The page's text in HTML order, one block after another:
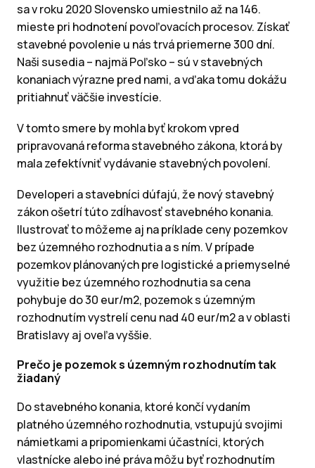
sa v roku 2020 Slovensko umiestnilo až na 146.
mieste pri hodnotení povoľovacích procesov. Získať
stavebné povolenie u nás trvá priemerne 300 dní.
Naši susedia – najmä Poľsko – sú v stavebných
konaniach výrazne pred nami, a vďaka tomu dokážu
pritiahnuť väčšie investície.
V tomto smere by mohla byť krokom vpred
pripravovaná reforma stavebného zákona, ktorá by
mala zefektívniť vydávanie stavebných povolení.
Developeri a stavebníci dúfajú, že nový stavebný
zákon ošetrí túto zdĺhavosť stavebného konania.
Ilustrovať to môžeme aj na príklade ceny pozemkov
bez územného rozhodnutia a s ním. V prípade
pozemkov plánovaných pre logistické a priemyselné
využitie bez územného rozhodnutia sa cena
pohybuje do 30 eur/m2, pozemok s územným
rozhodnutím vystrelí cenu nad 40 eur/m2 a v oblasti
Bratislavy aj oveľa vyššie.
Prečo je pozemok s územným rozhodnutím tak
žiadaný
Do stavebného konania, ktoré končí vydaním
platného územného rozhodnutia, vstupujú svojimi
námietkami a pripomienkami účastníci, ktorých
vlastnícke alebo iné práva môžu byť rozhodnutím